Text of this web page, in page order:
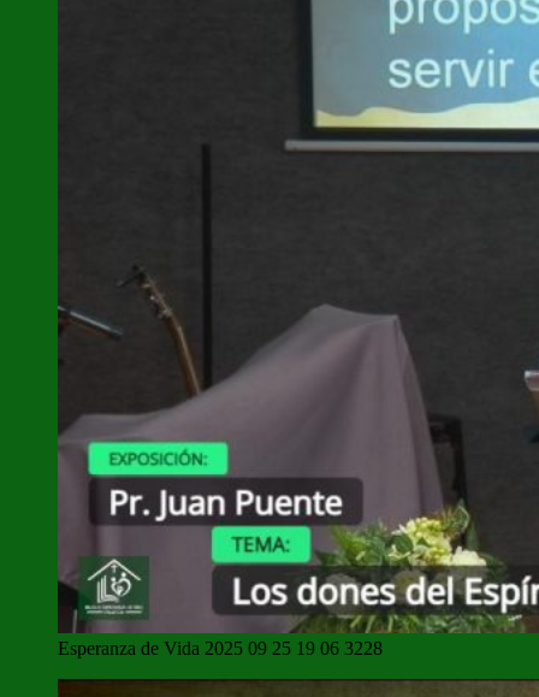
Esperanza de Vida 2025 09 25 19 06 3228